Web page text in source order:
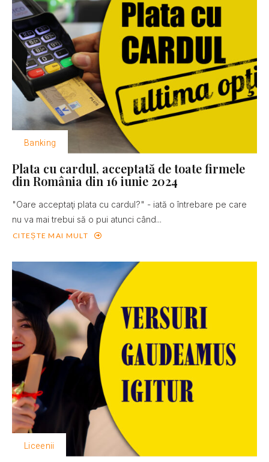
Banking
Plata cu cardul, acceptată de toate firmele
din România din 16 iunie 2024
"Oare acceptaţi plata cu cardul?" - iată o întrebare pe care
nu va mai trebui să o pui atunci când...
CITEȘTE MAI MULT
Liceenii